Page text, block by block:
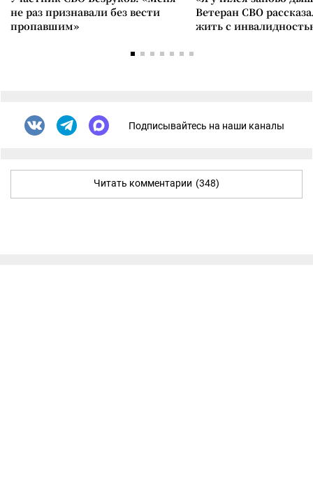
не раз признавали без вести
пропавшим»
Ветеран СВО
жить с
Подписывайтесь на наши каналы
Читать комментарии (348)